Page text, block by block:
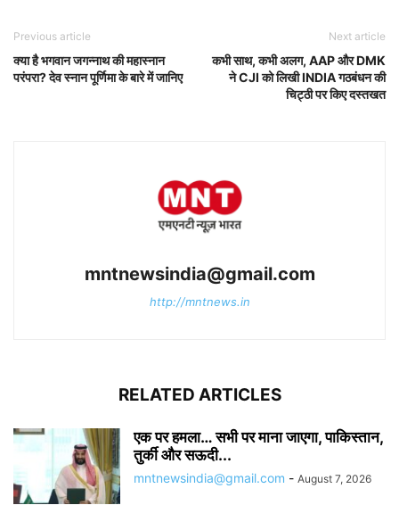
Previous article
क्या है भगवान जगन्नाथ की महास्नान
परंपरा? देव स्नान पूर्णिमा के बारे में जानिए
Next article
कभी साथ, कभी अलग, AAP और DMK
ने CJI को लिखी INDIA गठबंधन की
चिट्ठी पर किए दस्तखत
mntnewsindia@gmail.com
http://mntnews.in
RELATED ARTICLES
एक पर हमला… सभी पर माना जाएगा, पाकिस्तान,
तुर्की और सऊदी...
mntnewsindia@gmail.com - August 7, 2026